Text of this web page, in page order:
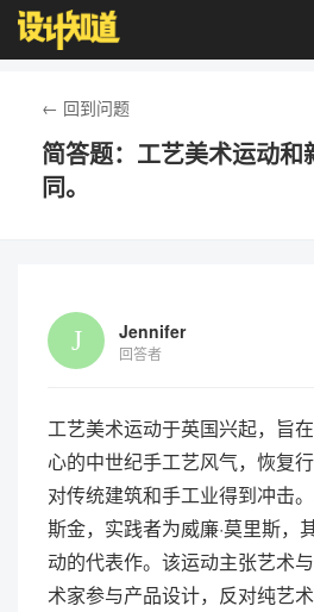
← 回到问题
简答题：工艺美术运动和
同。
Jennifer
回答者
工艺美术运动于英国兴起，旨
心的中世纪手工艺风气，恢复
对传统建筑和手工业得到冲击
斯金，实践者为威廉·莫里斯，
动的代表作。该运动主张艺术
术家参与产品设计，反对纯艺术